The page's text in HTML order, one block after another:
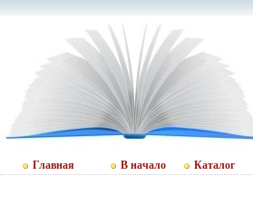
Главная В начало Каталог